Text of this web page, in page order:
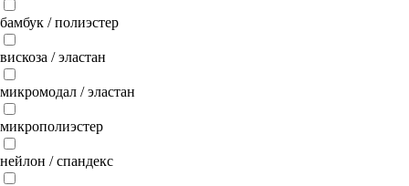
бамбук / полиэстер
вискоза / эластан
микромодал / эластан
микрополиэстер
нейлон / спандекс